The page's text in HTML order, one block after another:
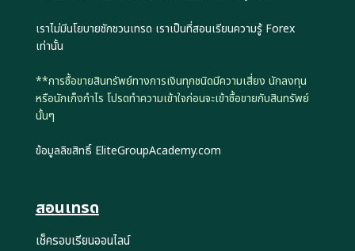
เราไม่มีนโยบายชักชวนเทรด เราเป็นที่สอนเรียนความรู้ Forex
เท่านั้น
**การซื้อขายสินทรัพย์ทางการเงินทุกชนิดมีความเสี่ยง นักลงทุน
หรือนักเก็งกำไร โปรดทำความเข้าใจก่อนจะเข้าซื้อขายกับสินทรัพย์
นั้นๆ
ข้อมูลลิขสิทธิ์ EliteGroupAcademy.com
สอนเทรด
เช็ครอบเรียนออนไลน์